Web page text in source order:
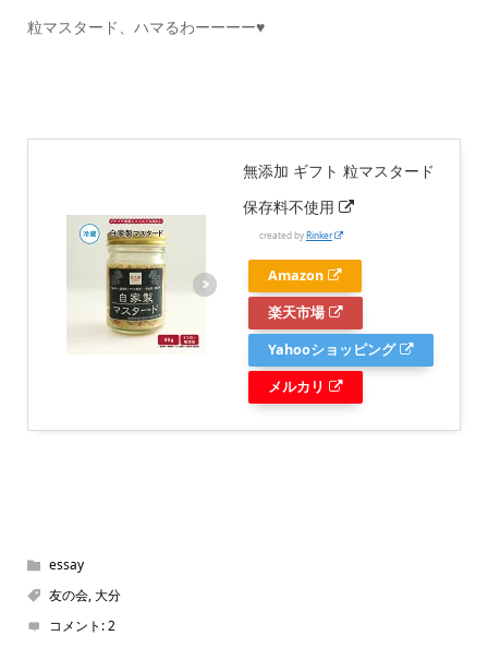
粒マスタード、ハマるわーーーー♥
無添加 ギフト 粒マスタード
保存料不使用
created byRinker
Amazon
楽天市場
Yahooショッピング
メルカリ
essay
友の会,大分
コメント:2